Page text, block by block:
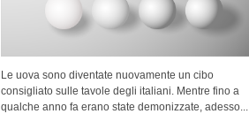
Le uova sono diventate nuovamente un cibo
consigliato sulle tavole degli italiani. Mentre fino a
qualche anno fa erano state demonizzate, adesso...